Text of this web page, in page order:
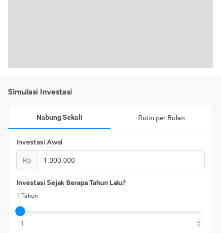
Simulasi Investasi
Nabung Sekali Rutin per Bulan
Investasi Awal
Rp
Investasi Sejak Berapa Tahun Lalu?
1 Tahun
1 5